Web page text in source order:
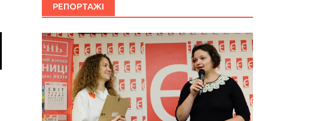
РЕПОРТАЖІ